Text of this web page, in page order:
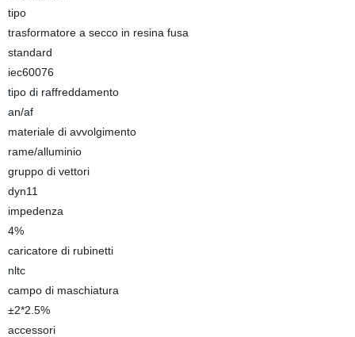
tipo
trasformatore a secco in resina fusa
standard
iec60076
tipo di raffreddamento
an/af
materiale di avvolgimento
rame/alluminio
gruppo di vettori
dyn11
impedenza
4%
caricatore di rubinetti
nltc
campo di maschiatura
±2*2.5%
accessori